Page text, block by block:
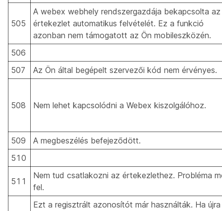
505
A webex webhely rendszergazdája bekapcsolta az
értekezlet automatikus felvételét. Ez a funkció
azonban nem támogatott az Ön mobileszközén.
506
507
Az Ön által begépelt szervezői kód nem érvényes.
508 Nem lehet kapcsolódni a Webex kiszolgálóhoz.
509
A megbeszélés befejeződött.
510
511
Nem tud csatlakozni az értekezlethez. Probléma
fel.
Ezt a regisztrált azonosítót már használták. Ha újra